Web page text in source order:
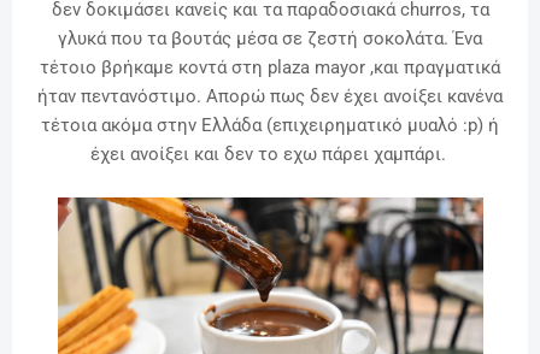
δεν δοκιμάσει κανείς και τα παραδοσιακά churros, τα
γλυκά που τα βουτάς μέσα σε ζεστή σοκολάτα. Ένα
τέτοιο βρήκαμε κοντά στη plaza mayor ,και πραγματικά
ήταν πεντανόστιμο. Απορώ πως δεν έχει ανοίξει κανένα
τέτοια ακόμα στην Ελλάδα (επιχειρηματικό μυαλό :p) ή
έχει ανοίξει και δεν το εχω πάρει χαμπάρι.